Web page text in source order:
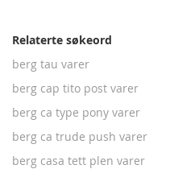
Relaterte søkeord
berg tau varer
berg cap tito post varer
berg ca type pony varer
berg ca trude push varer
berg casa tett plen varer